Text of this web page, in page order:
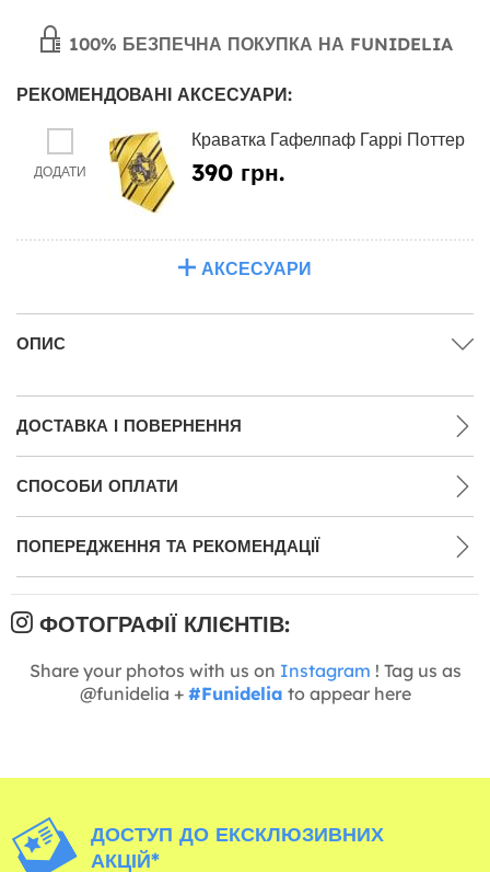
100% БЕЗПЕЧНА ПОКУПКА НА FUNIDELIA
РЕКОМЕНДОВАНІ АКСЕСУАРИ:
ДОДАТИ
Краватка Гафелпаф Гаррі Поттер
390 грн.
АКСЕСУАРИ
ОПИС
ДОСТАВКА І ПОВЕРНЕННЯ
СПОСОБИ ОПЛАТИ
ПОПЕРЕДЖЕННЯ ТА РЕКОМЕНДАЦІЇ
ФОТОГРАФІЇ КЛІЄНТІВ:
Share your photos with us on Instagram ! Tag us as
@funidelia + #Funidelia to appear here
ДОСТУП ДО ЕКСКЛЮЗИВНИХ
АКЦІЙ*